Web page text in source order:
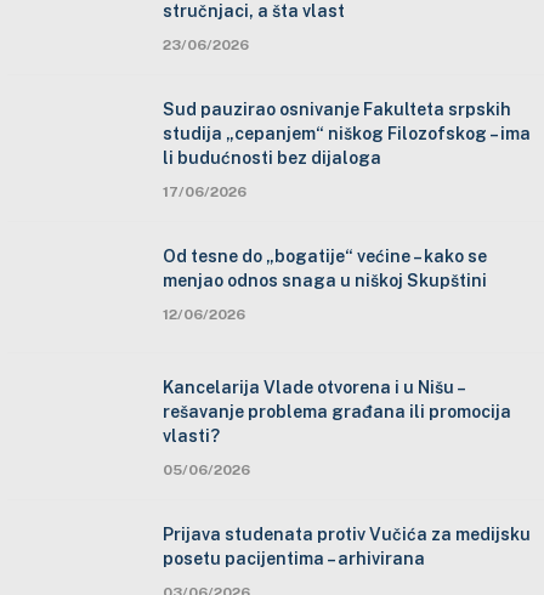
stručnjaci, a šta vlast
23/06/2026
Sud pauzirao osnivanje Fakulteta srpskih
studija „cepanjem“ niškog Filozofskog – ima
li budućnosti bez dijaloga
17/06/2026
Od tesne do „bogatije“ većine – kako se
menjao odnos snaga u niškoj Skupštini
12/06/2026
Kancelarija Vlade otvorena i u Nišu –
rešavanje problema građana ili promocija
vlasti?
05/06/2026
Prijava studenata protiv Vučića za medijsku
posetu pacijentima – arhivirana